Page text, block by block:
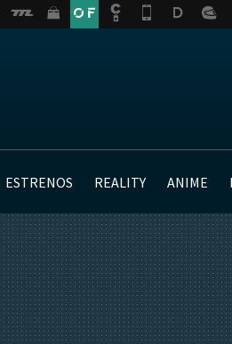
ESTRENOS REALITY ANIME